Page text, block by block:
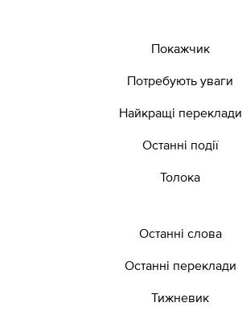
Покажчик
Потребують уваги
Найкращі переклади
Останні події
Толока
Останні слова
Останні переклади
Тижневик